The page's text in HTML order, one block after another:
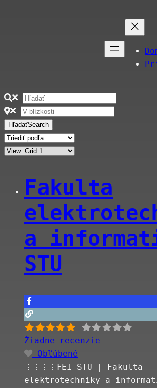
HľadaťSearch
Fakulta
a
STU
Žiadne recenzie
Obľúbené
⋮⋮⋮⋮FEI STU | Fakulta
elektrotechniky a